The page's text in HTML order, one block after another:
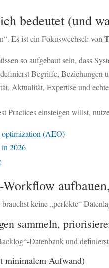
bedeutet (und
Es ist ein Fokuswechsel: von
so aufgebaut sein, dass
Begriffe, Beziehungen
Aktualität, Expertise und
Practices einsteigen willst,
optimization (AEO)
in 2026
keine „perfekte“
sammeln,
Datenbank und
minimalem Aufwand)